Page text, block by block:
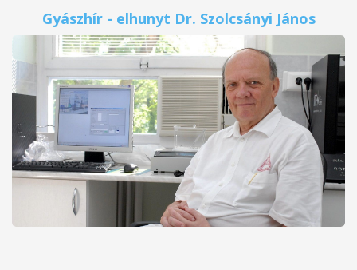
Gyászhír - elhunyt Dr. Szolcsányi János